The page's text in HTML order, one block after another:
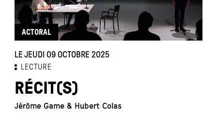
ACTORAL
LE JEUDI 09 OCTOBRE 2025
LECTURE
RÉCIT(S)
Jérôme Game & Hubert Colas